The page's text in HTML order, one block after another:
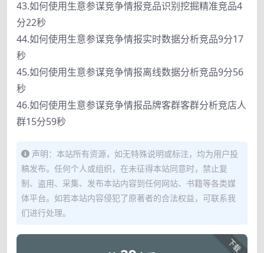
43.如何使用生意参谋竞争情报竞品识别挖掘精准竞品4
分22秒
44.如何使用生意参谋竞争情报实时数据分析竞品9分17
秒
45.如何使用生意参谋竞争情报离线数据分析竞品9分56
秒
46.如何使用生意参谋竞争情报品牌客群客群分析竞店人
群15分59秒
声明：本站所有资源，如无特殊说明或标注，均为用户投
稿发布。任何个人或组织，在未征得本站同意时，禁止复
制、盗用、采集、发布本站内容到任何网站、书籍等各类媒
体平台。如若本站内容侵犯了原著者的合法权益，可联系我
们进行处理。
下载